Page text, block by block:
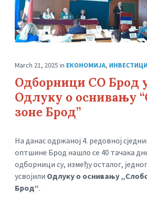
March 21, 2025 in ЕКОНОМИЈА,
Одборници СО Брод
Одлуку о оснивању
зоне Брод”
На данас одржаној 4. редовној
оптшине Брод нашло се 40 тачака
одборници су, између осталог,
усвојили Одлуку о оснивању
Брод“.